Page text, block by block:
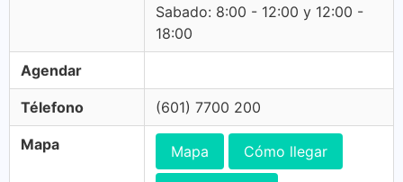
Sabado: 8:00 - 12:00 y 12:00 -
18:00
Agendar
Télefono (601) 7700 200
Mapa Mapa Cómo llegar